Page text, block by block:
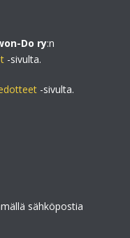
Do ry:n
-sivulta.
-sivulta.
sähköpostia